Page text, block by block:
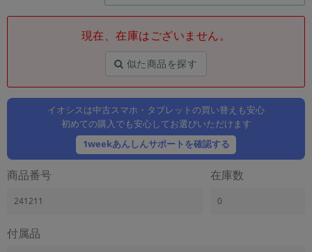
現在、在庫はございません。
似た商品を探す
イオシスは中古スマホ・タブレットの買い替えも安心
初めての購入でも安心してお選びいただけます
1weekあんしんサポートを確認する
商品番号
241211
在庫数
0
付属品
「スマートフォン」「タブレット」など
メーカー
製造、販売メーカーの絞り込み
機能・特徴
商品の搭載機能による絞り込み